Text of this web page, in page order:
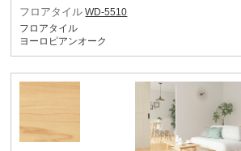
フロアタイル WD-5510
フロアタイル
ヨーロピアンオーク